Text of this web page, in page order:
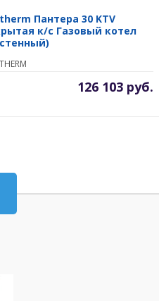
Пантера 30 KTV
к/с Газовый котел
126 103 руб.